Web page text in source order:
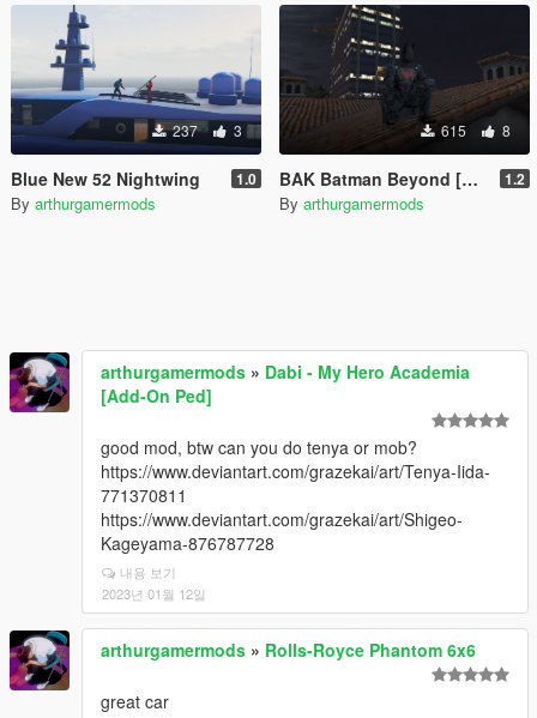
237 3
Blue New 52 Nightwing 1.0
By arthurgamermods
615 8
BAK Batman Beyond [Retexture] 1.2
By arthurgamermods
arthurgamermods » Dabi - My Hero Academia
[Add-On Ped]
good mod, btw can you do tenya or mob?
https://www.deviantart.com/grazekai/art/Tenya-Iida-
771370811
https://www.deviantart.com/grazekai/art/Shigeo-
Kageyama-876787728
내용 보기
2023년 01월 12일
arthurgamermods » Rolls-Royce Phantom 6x6
great car